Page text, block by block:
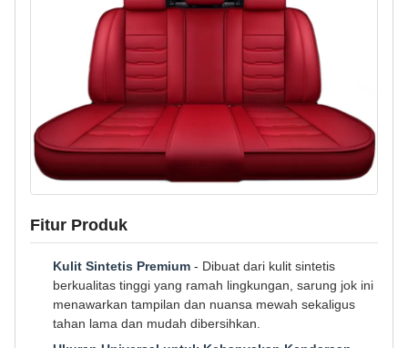
Fitur Produk
Kulit Sintetis Premium - Dibuat dari kulit sintetis
berkualitas tinggi yang ramah lingkungan, sarung jok ini
menawarkan tampilan dan nuansa mewah sekaligus
tahan lama dan mudah dibersihkan.